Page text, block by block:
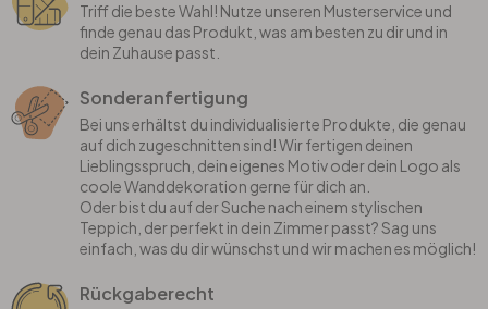
Triff die beste Wahl! Nutze unseren Musterservice und
finde genau das Produkt, was am besten zu dir und in
dein Zuhause passt.
Sonderanfertigung
Bei uns erhältst du individualisierte Produkte, die genau
auf dich zugeschnitten sind! Wir fertigen deinen
Lieblingsspruch, dein eigenes Motiv oder dein Logo als
coole Wanddekoration gerne für dich an.
Oder bist du auf der Suche nach einem stylischen
Teppich, der perfekt in dein Zimmer passt? Sag uns
einfach, was du dir wünschst und wir machen es möglich!
Rückgaberecht